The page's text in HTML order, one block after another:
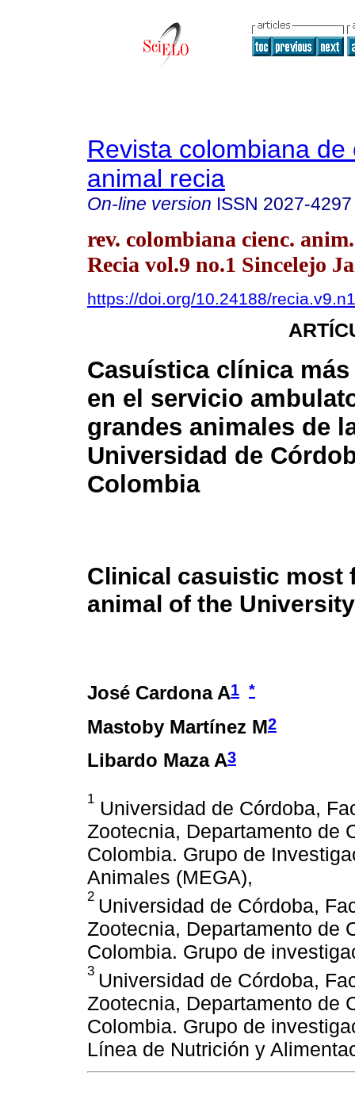
Revista colombiana de
animal recia
On-line version ISSN 2027-4297
rev. colombiana cienc. anim.
Recia vol.9 no.1 Sincelejo
https://doi.org/10.24188/
Casuística clínica
en el servicio
grandes animales de
Universidad de
Colombia
Clinical casuistic most
animal of the
José Cardona A1 *
Mastoby Martínez M2
Libardo Maza A3
1 Universidad de Córdoba,
Zootecnia, Departamento de
Colombia. Grupo de
Animales (MEGA),
2 Universidad de Córdoba,
Zootecnia, Departamento de
Colombia. Grupo de
3 Universidad de Córdoba,
Zootecnia, Departamento de
Colombia. Grupo de
Línea de Nutrición y